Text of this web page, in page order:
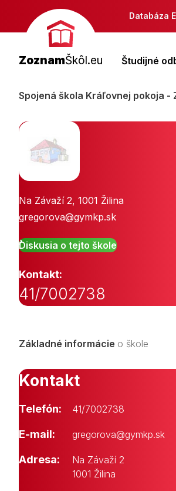
Databáza
ZoznamŠkôl.eu Študijné
Spojená škola Kráľovnej pokoja -
Na Závaží 2, 1001 Žilina
gregorova@gymkp.sk
Diskusia o tejto škole
Kontakt:
41/7002738
Základné informácie o škole
Kontakt
Telefón: 41/7002738
E-mail: gregorova@gymkp.sk
Adresa:
Na Závaží 2
1001 Žilina